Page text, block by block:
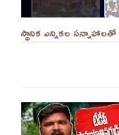
స్థానిక ఎన్నికల